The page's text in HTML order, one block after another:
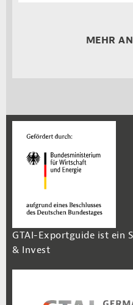
MEHR
GTAI-Exportguide ist ein
& Invest